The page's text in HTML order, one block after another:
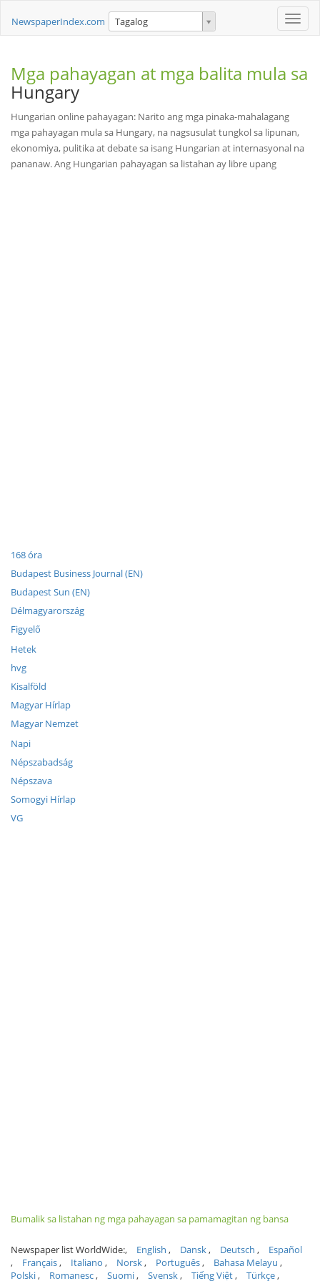
Toggle
NewspaperIndex.com Tagalog
Mga pahayagan at mga balita mula sa
Hungary
Hungarian online pahayagan: Narito ang mga pinaka-mahalagang
mga pahayagan mula sa Hungary, na nagsusulat tungkol sa lipunan,
ekonomiya, pulitika at debate sa isang Hungarian at internasyonal na
pananaw. Ang Hungarian pahayagan sa listahan ay libre upang
168 óra
Budapest Business Journal (EN)
Budapest Sun (EN)
Délmagyarország
Figyelő
Hetek
hvg
Kisalföld
Magyar Hírlap
Magyar Nemzet
Napi
Népszabadság
Népszava
Somogyi Hírlap
VG
Bumalik sa listahan ng mga pahayagan sa pamamagitan ng bansa
Newspaper list WorldWide: English Dansk Deutsch
Español
Français
Italiano Norsk Português
Bahasa Melayu
Polski
Romanesc Suomi Svensk Tiếng Việt Türkçe